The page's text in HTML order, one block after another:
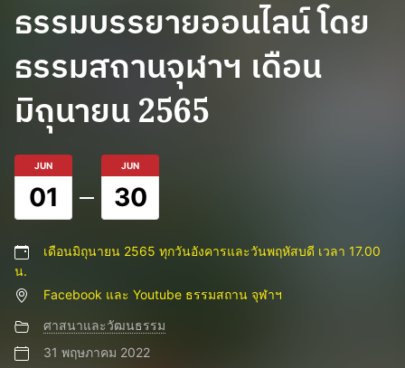
ธรรมบรรยายออนไลน์ โดย
ธรรมสถานจุฬาฯ เดือน
มิถุนายน 2565
JUN
01
JUN
30
เดือนมิถุนายน 2565 ทุกวันอังคารและวันพฤหัสบดี เวลา 17.00
น.
Facebook และ Youtube ธรรมสถาน จุฬาฯ
ศาสนาและวัฒนธรรม
31 พฤษภาคม 2022